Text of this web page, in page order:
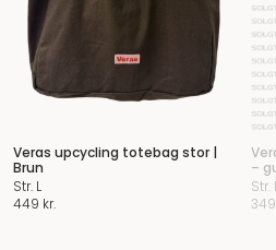
Veras upcycling totebag stor |
Brun
Str. L
449 kr.
–
Str.
349